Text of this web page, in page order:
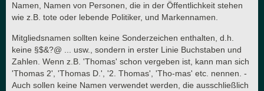
Namen, Namen von Personen, die in der Öffentlichkeit stehen
wie z.B. tote oder lebende Politiker, und Markennamen.
Mitgliedsnamen sollten keine Sonderzeichen enthalten, d.h.
keine §$&?@ ... usw., sondern in erster Linie Buchstaben und
Zahlen. Wenn z.B. 'Thomas' schon vergeben ist, kann man sich
'Thomas 2', 'Thomas D.', '2. Thomas', 'Tho-mas' etc. nennen. -
Auch sollen keine Namen verwendet werden, die ausschließlich